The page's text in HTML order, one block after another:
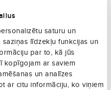
saturu un
līdzekļu funkcijas un
par to, kā jūs
kopīgojam ar saviem
un analīzes
ar citu informāciju, ko viņiem
Vienā virzienā
€114
Vienā virzienā
Vienā virzienā